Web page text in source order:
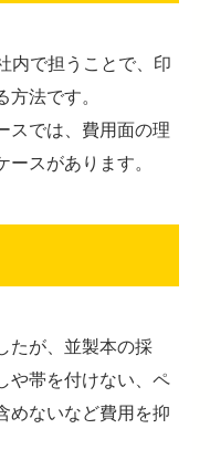
内で担うことで、印
法です。
スでは、費用面の理
スがあります。
たが、並製本の採
や帯を付けない、ペ
めないなど費用を抑